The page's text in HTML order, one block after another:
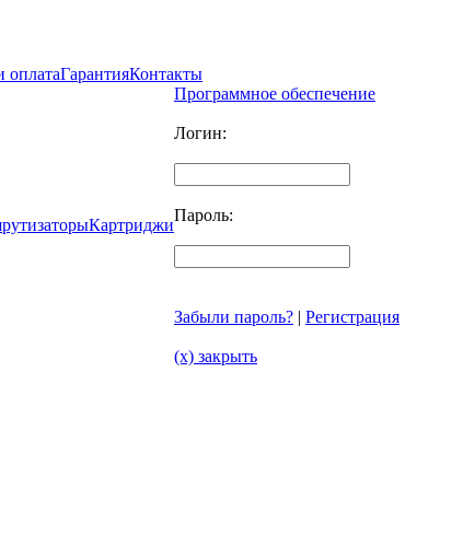
оплатаГарантияКонтакты
Картриджи
Программное обеспечение
Логин:
Пароль:
Забыли пароль? | Регистрация
(x) закрыть